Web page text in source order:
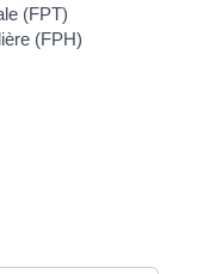
(FPT)
(FPH)